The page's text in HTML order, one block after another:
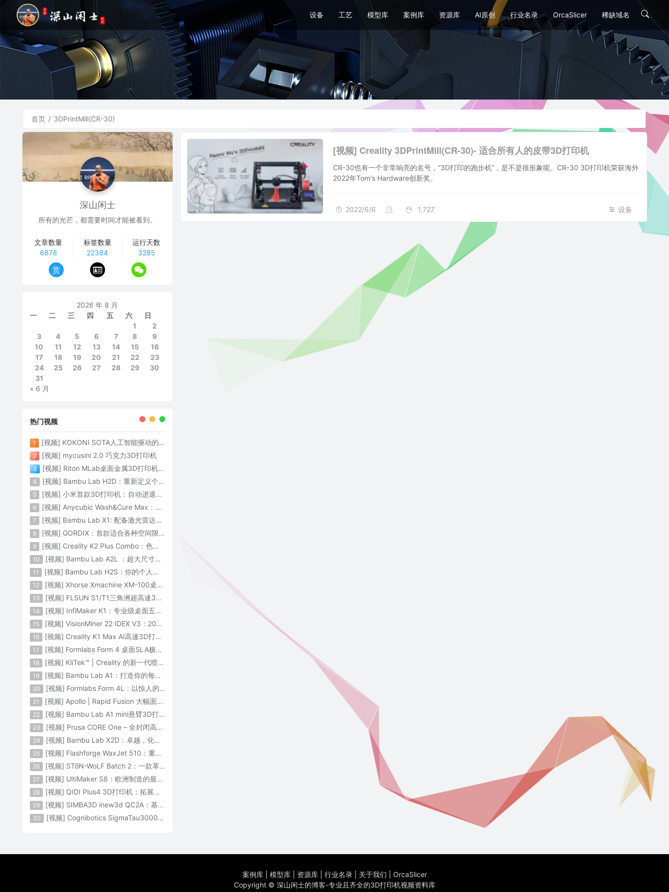
设备 工艺 模型库 案例库 资源库 AI原创 行业名录 OrcaSlicer 稀缺域名
首页 / 3DPrintMill(CR-30)
[视频] Creality 3DPrintMill(CR-30)- 适合所有人的皮带3D打印机
CR-30也有一个非常响亮的名号，“3D打印的跑步机”，是不是很形象呢。CR-30 3D打印机荣获海外
2022年Tom's Hardware创新奖。
设备
2022/6/6 1,727
深山闲士
所有的光芒，都需要时间才能被看到。
文章数量
6878
标签数量
22384
运行天数
3285
赏
2026 年 8 月
一
二 三 四 五 六
日
1
2
3
4 5 6 7 8
9
10
11 12 13 14 15
16
17
18 19 20 21 22
23
24
25 26 27 28 29
30
31
« 6 月
热门视频
1 [视频] KOKONI SOTA人工智能驱动的3D打印革命 倒立打印600mm/s
2 [视频] mycusini 2.0 巧克力3D打印机
3 [视频] Riton MLab桌面金属3D打印机：体积小性能强大
4 [视频] Bambu Lab H2D：重新定义个人智造
5 [视频] 小米首款3D打印机：自动进退料、AI云切片、人脸拍照建模 3D玩家兴趣首选
6 [视频] Anycubic Wash&Cure Max：清洗+后固化二合一设备
7 [视频] Bambu Lab X1: 配备激光雷达和人工智能的CoreXY彩色3D打印机
8 [视频] GORDIX：首款适合各种空间限制的3合1便携式数控机床
9 [视频] Creality K2 Plus Combo：色彩与尺寸的史诗级飞跃
10 [视频] Bambu Lab A2L ：超大尺寸家用打印机 告别拆件 轻松一体成型
11 [视频] Bambu Lab H2S：你的个人智造中心
12 [视频] Xhorse Xmachine XM-100桌面级五轴CNC机床：卓越的精度和效率
13 [视频] FLSUN S1/T1三角洲超高速3D打印机 打印速度1200mm/s
14 [视频] InfiMaker K1：专业级桌面五轴数控机床
15 [视频] VisionMiner 22 IDEX V3：2024年最佳工程材料3D打印机
16 [视频] Creality K1 Max AI高速3D打印机：600mm/s打印速度 史诗般的飞跃
17 [视频] Formlabs Form 4 桌面SLA极速3D打印机 工业级打印质量
18 [视频] KliTek™ | Creality 的新一代喷嘴更换系统
19 [视频] Bambu Lab A1：打造你的每一份热爱
20 [视频] Formlabs Form 4L：以惊人的速度获得工业级部件
21 [视频] Apollo | Rapid Fusion 大幅面颗粒3D打印系统
22 [视频] Bambu Lab A1 mini悬臂3D打印机：让多色打印成为标配
23 [视频] Prusa CORE One – 全封闭高速CoreXY 3D打印机配备主动腔体温度控制
24 [视频] Bambu Lab X2D：卓越，化繁为简！
25 [视频] Flashforge WaxJet 510：重新定义精度 专为K金珠宝铸造而生
26 [视频] STōN-WoLF Batch 2：一款革命性的“飞行龙门架”3D打印机
27 [视频] UltiMaker S8：欧洲制造的最快的桌面双材料专业3D打印机
28 [视频] QIDI Plus4 3D打印机：拓展您的想象力
29 [视频] SIMBA3D inew3d QC2A：基于AI建模的桌面全彩色3D打印机
30 [视频] Cognibotics SigmaTau3000 轻型机器人：智能制造的未来
案例库| 模型库| 资源库| 行业名录| 关于我们
OrcaSlicer
Copyright © 深山闲士的博客-专业且齐全的3D打印机视频资料库